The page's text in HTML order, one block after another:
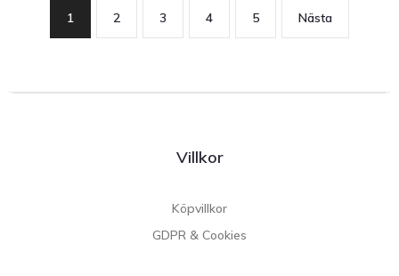
1 2 3 4 5 Nästa
Villkor
Köpvillkor
GDPR & Cookies